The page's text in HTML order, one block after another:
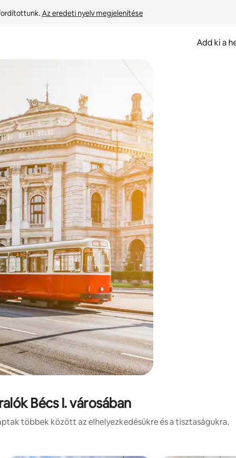
Az eredeti nyelv megjelenítése
Add ki a
mozdulatokkal is felfedezheted őket.
Bécs I. városában
többek között az elhelyezkedésükre és a tisztaságukra.